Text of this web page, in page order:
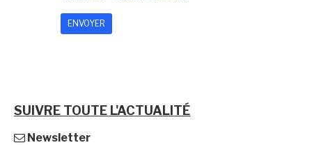
SUIVRE TOUTE L'ACTUALITÉ
Newsletter